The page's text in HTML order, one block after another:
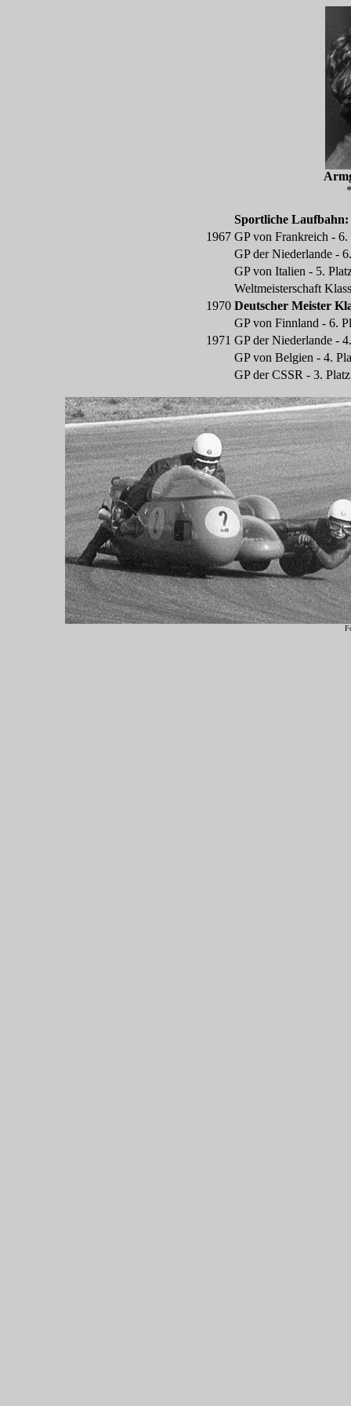
Sportliche Laufbahn:
1967 GP von Frankreich -
GP der Niederlande -
GP von Italien - 5.
Weltmeisterschaft
1970 Deutscher Meister
GP von Finnland - 6.
1971 GP der Niederlande -
GP von Belgien - 4.
GP der CSSR - 3.